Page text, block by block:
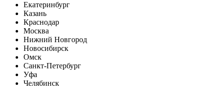
Екатеринбург
Казань
Краснодар
Москва
Нижний Новгород
Новосибирск
Омск
Санкт-Петербург
Уфа
Челябинск